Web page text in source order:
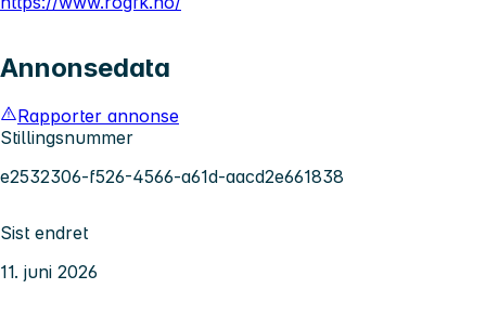
Annonsedata
Rapporter annonse
Stillingsnummer
e2532306-f526-4566-a61d-aacd2e661838
Sist endret
11. juni 2026